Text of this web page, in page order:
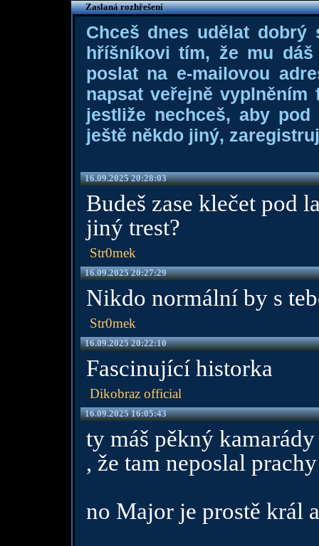
Zaslaná rozhřešení
Chceš dnes udělat dobrý
hříšníkovi tím, že mu
poslat na e-mailovou
napsat veřejně
jestliže nechceš, aby
ještě někdo jiný,
16.09.2025 20:28:03
Budeš zase klečet pod
jiný trest?
Str0mek
16.09.2025 20:27:29
Nikdo normální by s
Str0mek
16.09.2025 20:22:10
Fascinující historka
Dikobraz official
16.09.2025 16:05:43
ty máš pěkný
, že tam neposlal prachy
no Major je prostě král